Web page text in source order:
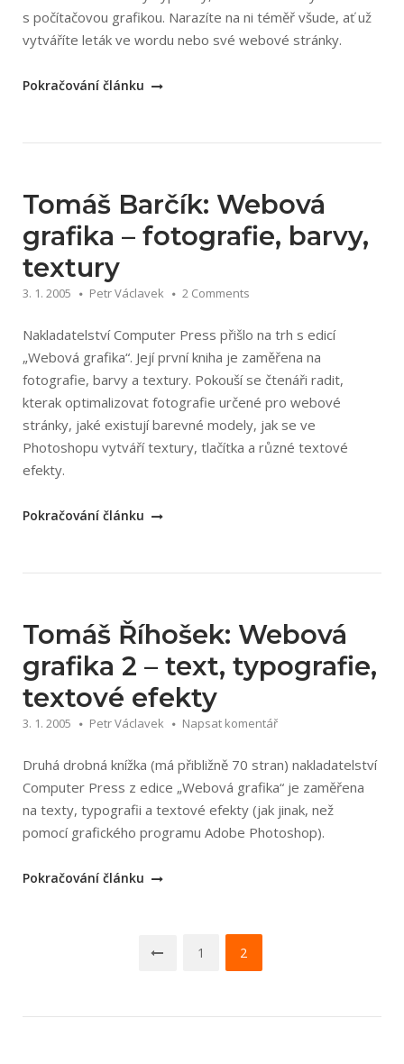
s počítačovou grafikou. Narazíte na ni téměř všude, ať už
vytváříte leták ve wordu nebo své webové stránky.
„Pavel
úplné
začátečníky“
Pokračování článku
Tomáš Barčík: Webová
grafika – fotografie, barvy,
textury
3. 1. 2005 Petr Václavek 2 Comments
Nakladatelství Computer Press přišlo na trh s edicí
„Webová grafika“. Její první kniha je zaměřena na
fotografie, barvy a textury. Pokouší se čtenáři radit,
kterak optimalizovat fotografie určené pro webové
stránky, jaké existují barevné modely, jak se ve
Photoshopu vytváří textury, tlačítka a různé textové
efekty.
„Tomáš
fotografie,
textury“
Pokračování článku
Tomáš Říhošek: Webová
grafika 2 – text, typografie,
textové efekty
3. 1. 2005 Petr Václavek Napsat komentář
Druhá drobná knížka (má přibližně 70 stran) nakladatelství
Computer Press z edice „Webová grafika“ je zaměřena
na texty, typografii a textové efekty (jak jinak, než
pomocí grafického programu Adobe Photoshop).
„Tomáš
text,
Pokračování článku
1 2